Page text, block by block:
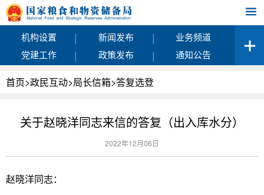
机构设置 | 新闻发布 |
业务频道
党建工作
| 政策发布 | 通知公告
首页>政民互动>局长信箱>答复选登
关于赵晓洋同志来信的答复（出入库水分）
2022年12月06日
赵晓洋同志：